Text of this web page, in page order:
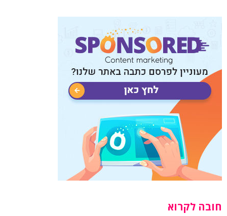
חובה לקרוא